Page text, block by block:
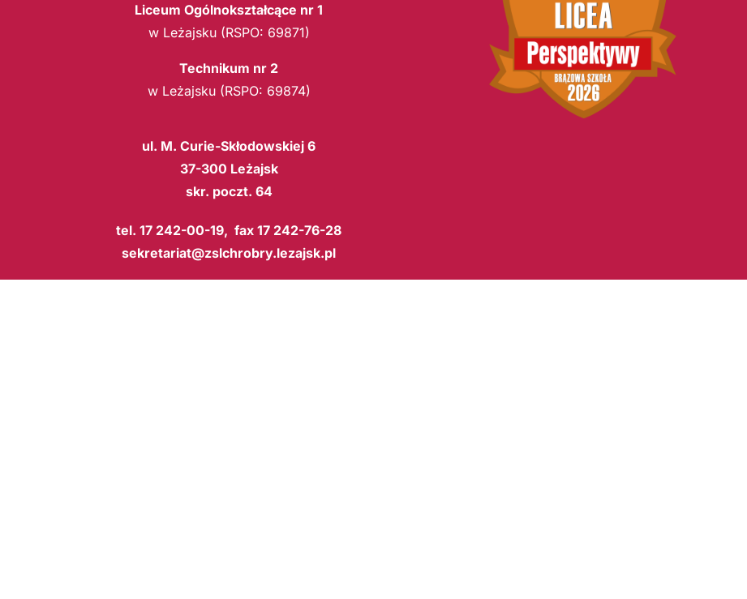
Liceum Ogólnokształcące nr 1
w Leżajsku (RSPO: 69871)
Technikum nr 2
w Leżajsku (RSPO: 69874)
ul. M. Curie-Skłodowskiej 6
37-300 Leżajsk
skr. poczt. 64
tel. 17 242-00-19, fax 17 242-76-28
sekretariat@zslchrobry.lezajsk.pl